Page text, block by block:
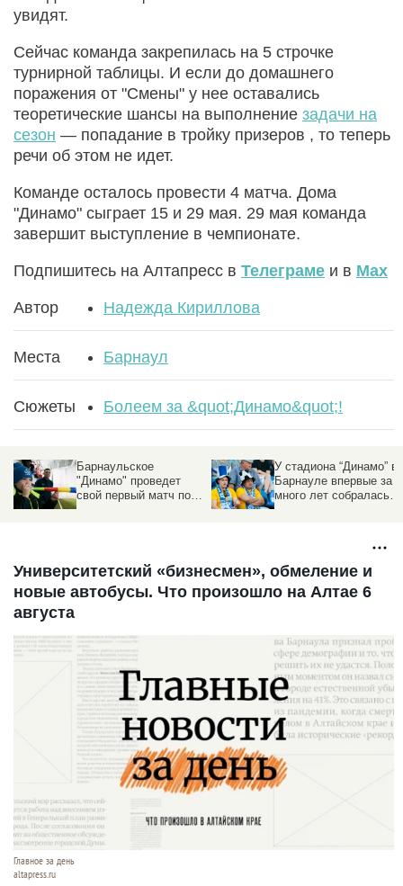
увидят.
Сейчас команда закрепилась на 5 строчке
турнирной таблицы. И если до домашнего
поражения от "Смены" у нее оставались
теоретические шансы на выполнение задачи на
сезон — попадание в тройку призеров , то теперь
речи об этом не идет.
Команде осталось провести 4 матча. Дома
"Динамо" сыграет 15 и 29 мая. 29 мая команда
завершит выступление в чемпионате.
Подпишитесь на Алтапресс в Телеграме и в Max
Автор Надежда Кириллова
Места Барнаул
Сюжеты Болеем за &quot;Динамо&quot;!
Барнаульское
"Динамо" проведет
свой первый матч под
У стадиона “Динамо” в
Барнауле впервые за
много лет собралась
Университетский «бизнесмен», обмеление и
новые автобусы. Что произошло на Алтае 6
августа
Главное за день
altapress.ru